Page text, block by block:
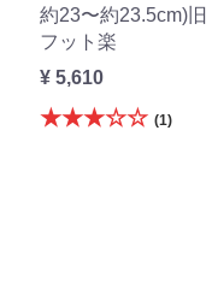
約23〜約23.5cm)旧
フット楽
¥ 5,610
★★★☆☆ (1)